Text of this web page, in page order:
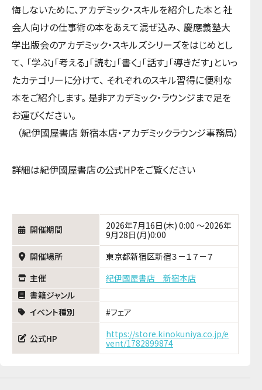
悔しないために、アカデミック・スキルを紹介した本と 社
会人向けの仕事術の本をあえて混ぜ込み、 慶應義塾大
学出版会のアカデミック・スキルズシリーズをはじめとし
て、 「学ぶ」「考える」「読む」「書く」「話す」「導きだす」といっ
たカテゴリーに分けて、 それぞれのスキル習得に便利な
本をご紹介します。 是非アカデミック・ラウンジまで足を
お運びください。
（紀伊國屋書店 新宿本店・アカデミックラウンジ事務局）
詳細は紀伊國屋書店の公式HPをご覧ください
開催期間
2026年7月16日(木) 0:00 ～2026年
9月28日(月)0:00
開催場所
東京都新宿区新宿３－１７－７
主催
紀伊國屋書店 新宿本店
書籍ジャンル
イベント種別
フェア
公式HP
https://store.kinokuniya.co.jp/e
vent/1782899874